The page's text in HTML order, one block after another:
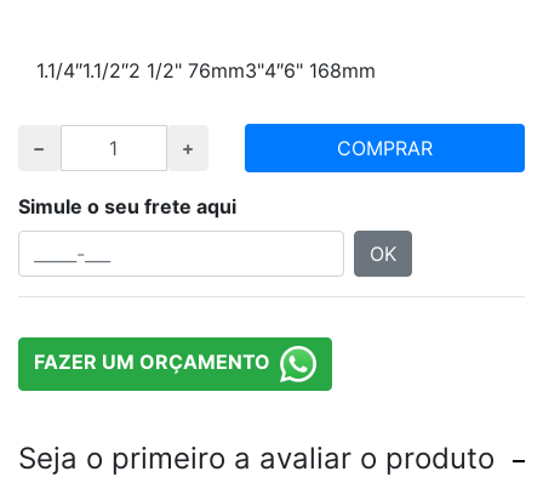
1.1/4″1.1/2″2 1/2" 76mm3"4″6" 168mm
COMPRAR
Simule o seu frete aqui
OK
FAZER UM ORÇAMENTO
Seja o primeiro a avaliar o produto